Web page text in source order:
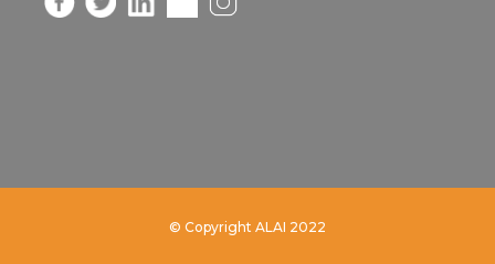
© Copyright ALAI 2022